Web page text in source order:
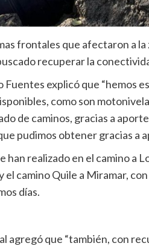
frontales que afectaron a
recuperar la
Fuentes explicó que “hemos
como son
de caminos, gracias a
pudimos obtener gracias a
han realizado en el camino a
el camino Quile a Miramar,
días.
agregó que “también, con